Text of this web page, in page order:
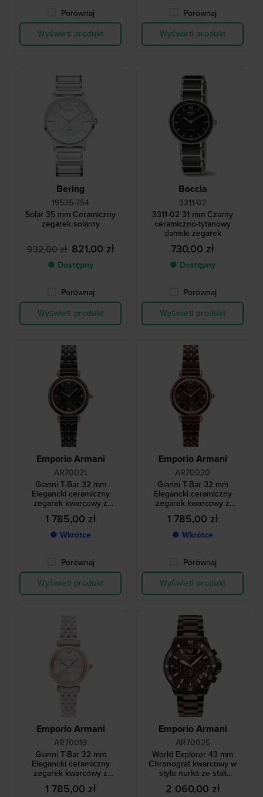
Porównaj
Wyświetl produkt
Porównaj
Wyświetl produkt
Bering
19535-754
Solar 35 mm Ceramiczny
zegarek solarny
932,00 zł 821,00 zł
● Dostępny
Porównaj
Wyświetl produkt
Boccia
3311-02
3311-02 31 mm Czarny
ceramiczno-tytanowy
damski zegarek
730,00 zł
● Dostępny
Porównaj
Wyświetl produkt
Emporio Armani
AR70021
Gianni T-Bar 32 mm
Elegancki ceramiczny
zegarek kwarcowy z
kryształkami
1 785,00 zł
● Wkrótce
Porównaj
Wyświetl produkt
Emporio Armani
AR70020
Gianni T-Bar 32 mm
Elegancki ceramiczny
zegarek kwarcowy z
kryształkami
1 785,00 zł
● Wkrótce
Porównaj
Wyświetl produkt
Emporio Armani
AR70019
Gianni T-Bar 32 mm
Elegancki ceramiczny
zegarek kwarcowy z
kryształkami
1 785,00 zł
Emporio Armani
AR70025
World Explorer 43 mm
Chronograf kwarcowy w
stylu nurka ze stali
nierdzewnej
2 060,00 zł